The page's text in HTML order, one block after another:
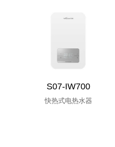
S07-IW700
快热式电热水器